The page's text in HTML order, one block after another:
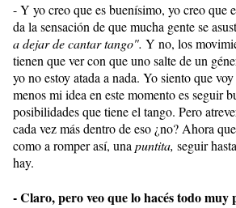
- Y yo creo que es buenísimo, yo creo que
da la sensación de que mucha gente se
a dejar de cantar tango". Y no, los
tienen que ver con que uno salte de un
yo no estoy atada a nada. Yo siento que
menos mi idea en este momento es seguir
posibilidades que tiene el tango. Pero
cada vez más dentro de eso ¿no? Ahora
como a romper así, unapuntita, seguir
hay.
- Claro, pero veo que lo hacés todo muy